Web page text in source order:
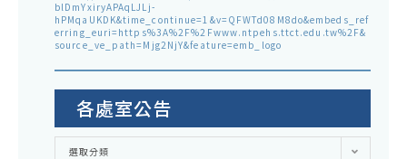
blDmYxiryAPAqLJLj-
hPMqaUKDK&time_continue=1&v=QFWTd08M8do&embeds_ref
erring_euri=https%3A%2F%2Fwww.ntpehs.ttct.edu.tw%2F&
source_ve_path=Mjg2NjY&feature=emb_logo
各處室公告
各
選取分類